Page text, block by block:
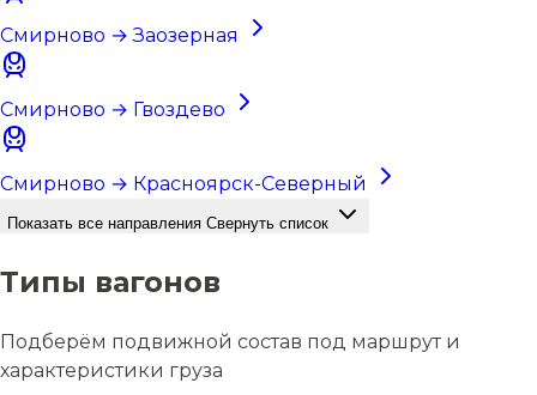
Смирново → Заозерная
Смирново → Гвоздево
Смирново → Красноярск-Северный
Показать все направления Свернуть список
Типы вагонов
Подберём подвижной состав под маршрут и
характеристики груза